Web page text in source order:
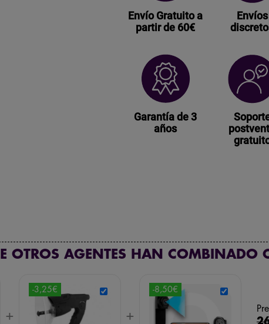
Envío Gratuito a
partir de 60€
Envíos
Garantía de 3
años
OTROS AGENTES HAN COMBINADO
+
-3,25€
+
-8,50€